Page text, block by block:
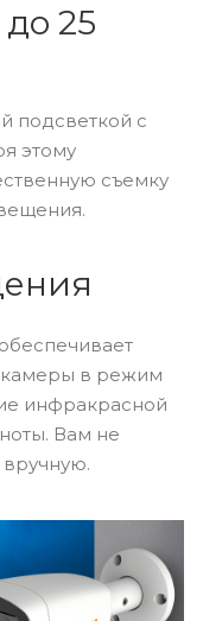
25
подсветкой с
этому
съемку
камеры в режим
инфракрасной
Вам не